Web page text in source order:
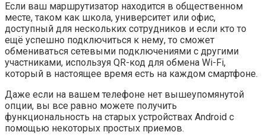
Если ваш маршрутизатор находится в общественном
месте, таком как школа, университет или офис,
доступный для нескольких сотрудников и если кто то
ещё успешно подключиться к нему, то сможет
обмениваться сетевыми подключениями с другими
участниками, используя QR-код для обмена Wi-Fi,
который в настоящее время есть на каждом смартфоне.
Даже если на вашем телефоне нет вышеупомянутой
опции, вы все равно можете получить
функциональность на старых устройствах Android с
помощью некоторых простых приемов.